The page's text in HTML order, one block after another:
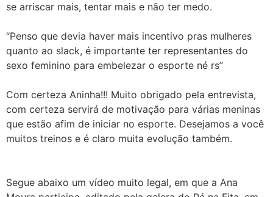
se arriscar mais, tentar mais e não ter medo.
“Penso que devia haver mais incentivo pras mulheres
quanto ao slack, é importante ter representantes do
sexo feminino para embelezar o esporte né rs”
Com certeza Aninha!!! Muito obrigado pela entrevista,
com certeza servirá de motivação para várias meninas
que estão afim de iniciar no esporte. Desejamos a você
muitos treinos e é claro muita evolução também.
Segue abaixo um vídeo muito legal, em que a Ana